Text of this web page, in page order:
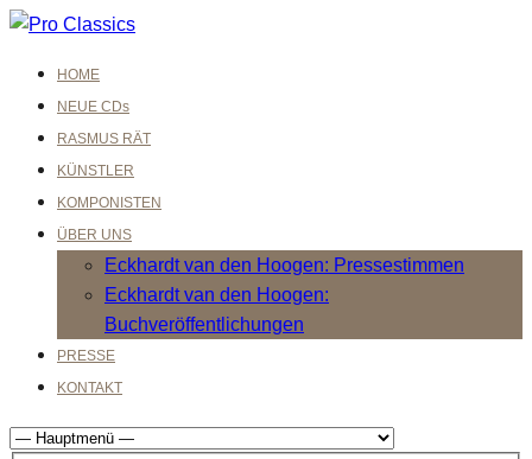
HOME
NEUE CDs
RASMUS RÄT
KÜNSTLER
KOMPONISTEN
ÜBER UNS
Eckhardt van den Hoogen: Pressestimmen
Eckhardt van den Hoogen:
Buchveröffentlichungen
PRESSE
KONTAKT